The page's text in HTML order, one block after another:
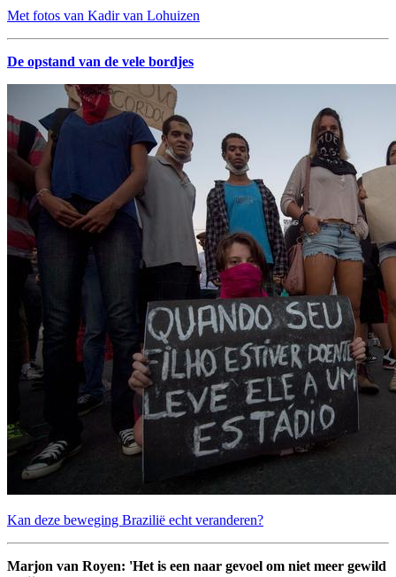
Met fotos van Kadir van Lohuizen
De opstand van de vele bordjes
Kan deze beweging Brazilië echt veranderen?
Marjon van Royen: 'Het is een naar gevoel om niet meer gewild